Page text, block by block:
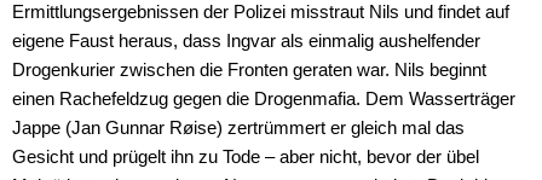
Ermittlungsergebnissen der Polizei misstraut Nils und findet auf
eigene Faust heraus, dass Ingvar als einmalig aushelfender
Drogenkurier zwischen die Fronten geraten war. Nils beginnt
einen Rachefeldzug gegen die Drogenmafia. Dem Wasserträger
Jappe (Jan Gunnar Røise) zertrümmert er gleich mal das
Gesicht und prügelt ihn zu Tode – aber nicht, bevor der übel